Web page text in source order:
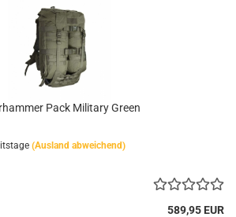
Pack Military Green
(Ausland abweichend)
589,95 EUR